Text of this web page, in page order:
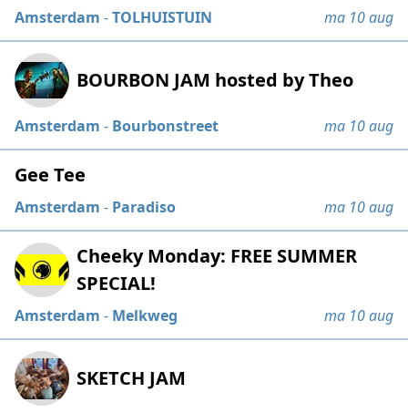
Amsterdam -TOLHUISTUIN ma 10 aug
BOURBON JAM hosted by Theo
Amsterdam - Bourbonstreet ma 10 aug
Gee Tee
Amsterdam - Paradiso ma 10 aug
Cheeky Monday: FREE SUMMER
SPECIAL!
Amsterdam - Melkweg ma 10 aug
SKETCH JAM